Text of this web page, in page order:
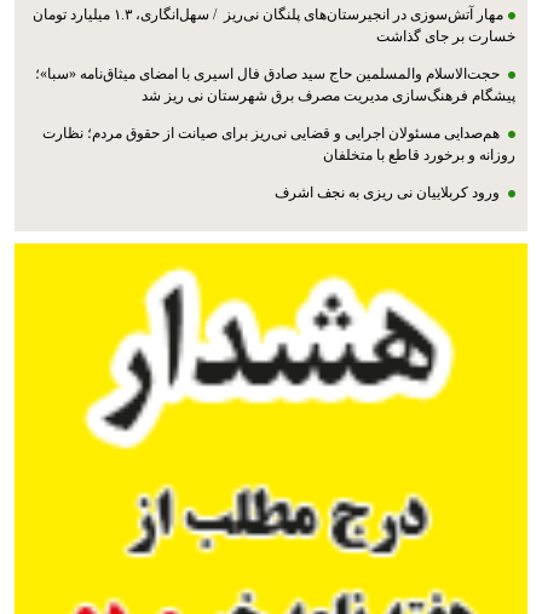
مهار آتش‌سوزی در انجیرستان‌های پلنگان نی‌ریز / سهل‌انگاری، ۱.۳ میلیارد تومان
خسارت بر جای گذاشت
حجت‌الاسلام والمسلمین حاج سید صادق فال اسیری با امضای میثاق‌نامه «سبا»؛
پیشگام فرهنگ‌سازی مدیریت مصرف برق شهرستان نی ریز شد
هم‌صدایی مسئولان اجرایی و قضایی نی‌ریز برای صیانت از حقوق مردم؛ نظارت
روزانه و برخورد قاطع با متخلفان
ورود کربلاییان نی ریزی به نجف اشرف